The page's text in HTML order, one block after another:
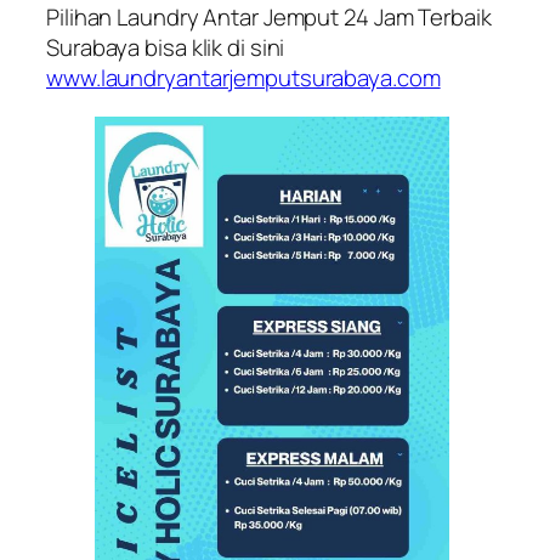
Pilihan Laundry Antar Jemput 24 Jam Terbaik
Surabaya bisa klik di sini
www.laundryantarjemputsurabaya.com